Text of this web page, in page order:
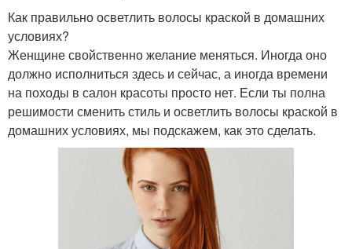
Как правильно осветлить волосы краской в домашних
условиях?
Женщине свойственно желание меняться. Иногда оно
должно исполниться здесь и сейчас, а иногда времени
на походы в салон красоты просто нет. Если ты полна
решимости сменить стиль и осветлить волосы краской в
домашних условиях, мы подскажем, как это сделать.